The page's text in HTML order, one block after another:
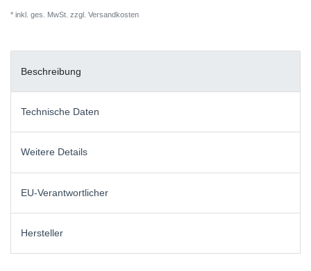
* inkl. ges. MwSt. zzgl. Versandkosten
Beschreibung
Technische Daten
Weitere Details
EU-Verantwortlicher
Hersteller